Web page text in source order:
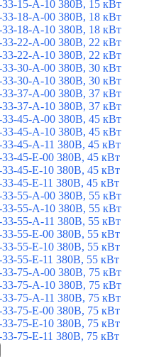
15-A-10 380В, 15 кВт
18-A-00 380В, 18 кВт
18-A-10 380В, 18 кВт
22-A-00 380В, 22 кВт
22-A-10 380В, 22 кВт
30-A-00 380В, 30 кВт
30-A-10 380В, 30 кВт
37-A-00 380В, 37 кВт
37-A-10 380В, 37 кВт
45-A-00 380В, 45 кВт
45-A-10 380В, 45 кВт
45-A-11 380В, 45 кВт
45-E-00 380В, 45 кВт
45-E-10 380В, 45 кВт
45-E-11 380В, 45 кВт
55-A-00 380В, 55 кВт
55-A-10 380В, 55 кВт
55-A-11 380В, 55 кВт
55-E-00 380В, 55 кВт
55-E-10 380В, 55 кВт
55-E-11 380В, 55 кВт
75-A-00 380В, 75 кВт
75-A-10 380В, 75 кВт
75-A-11 380В, 75 кВт
75-E-00 380В, 75 кВт
75-E-10 380В, 75 кВт
75-E-11 380В, 75 кВт